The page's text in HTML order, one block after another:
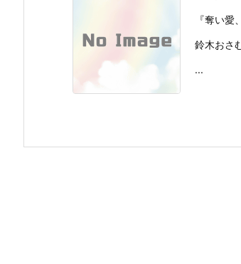
『奪い
鈴木おさ
...